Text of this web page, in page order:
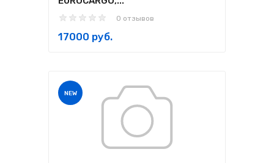
0 отзывов
17000 руб.
NEW